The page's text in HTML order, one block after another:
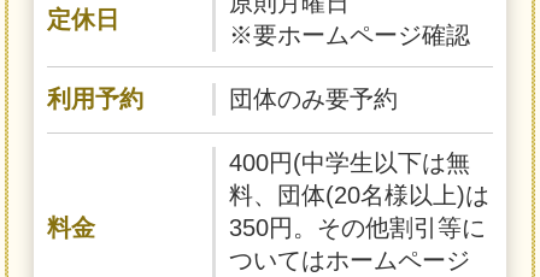
定休日
※要ホームページ確認
利用予約 団体のみ要予約
料金
400円(中学生以下は無
料、団体(20名様以上)は
350円。その他割引等に
ついてはホームページ